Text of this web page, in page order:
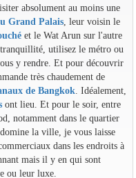
absolument au moins une
Grand Palais, leur voisin le
et le Wat Arun sur l'autre
utilisez le métro ou
y rendre. Et pour découvrir
très chaudement de
de Bangkok. Idéalement,
ont lieu. Et pour le soir, entre
notamment dans le quartier
la ville, je vous laisse
dans les endroits à
mais il y en qui sont
ou leur luxe.